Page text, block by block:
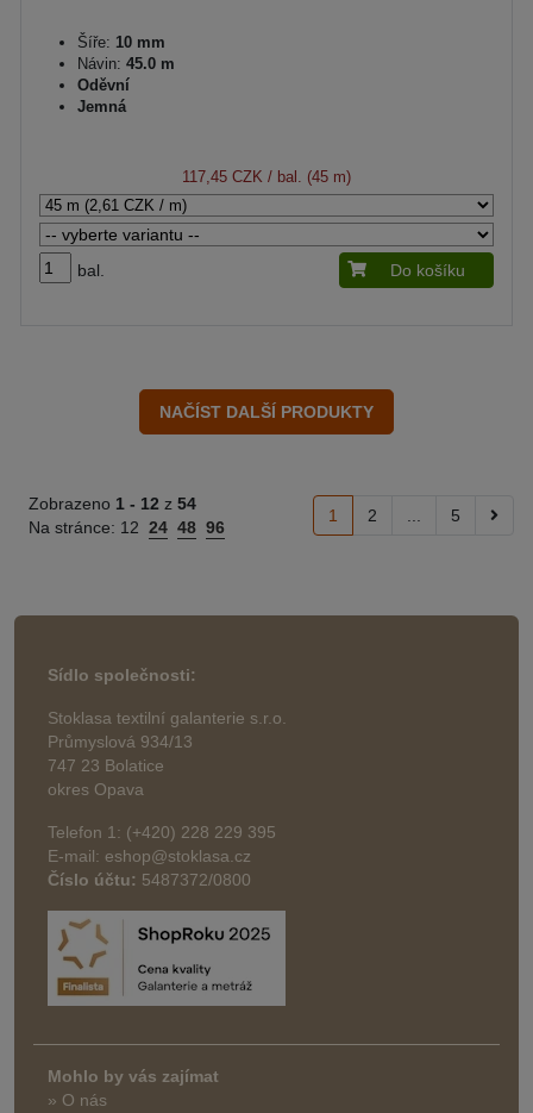
Šíře: 10 mm
Návin: 45.0 m
Oděvní
Jemná
117,45 CZK / bal. (45 m)
bal. Do košíku
Zobrazeno 1 - 12 z 54
Na stránce: 12 24 48 96
1 2 5
Sídlo společnosti:
Stoklasa textilní galanterie s.r.o.
Průmyslová 934/13
747 23 Bolatice
okres Opava
Telefon 1: (+420) 228 229 395
E-mail: eshop@stoklasa.cz
Číslo účtu: 5487372/0800
Mohlo by vás zajímat
» O nás